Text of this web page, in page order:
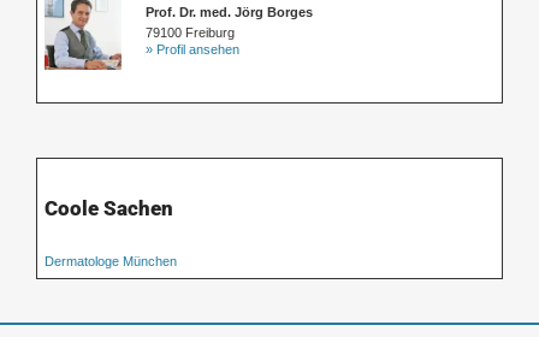
Prof. Dr. med. Jörg Borges
79100 Freiburg
» Profil ansehen
Coole Sachen
Dermatologe München